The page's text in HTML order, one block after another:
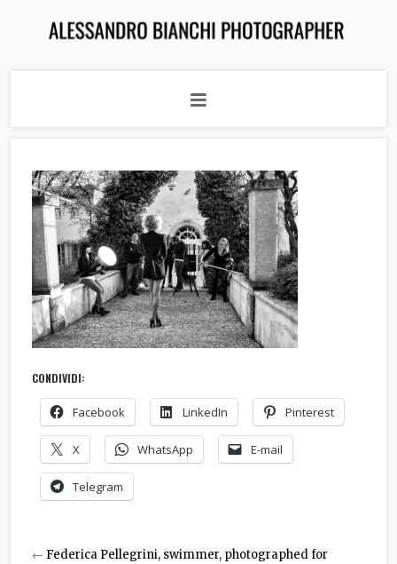
CONDIVIDI:
Facebook LinkedIn Pinterest
X WhatsApp E-mail
Telegram
← Federica Pellegrini, swimmer, photographed for